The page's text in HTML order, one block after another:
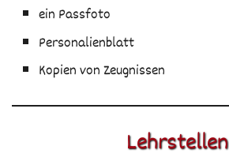
ein Passfoto
Personalienblatt
Kopien von Zeugnissen
Lehrstellen